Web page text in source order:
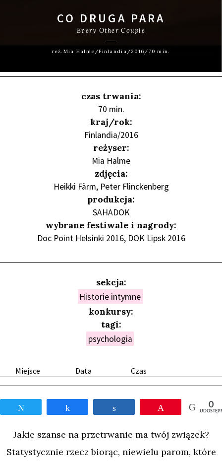
CO DRUGA PARA
Every Other Couple
reż.Mia Halme/Finlandia/2016/70 min.
Miejsce Data Czas
Przypnij 0
Jakie szanse na przetrwanie ma twój związek?
Statystycznie rzecz biorąc, niewielu parom, które
czas trwania:
70 min.
kraj/rok:
Finlandia/2016
reżyser:
Mia Halme
zdjęcia:
Heikki Färm, Peter Flinckenberg
produkcja:
SAHADOK
wybrane festiwale i nagrody:
Doc Point Helsinki 2016, DOK Lipsk 2016
sekcja:
Historie intymne
konkursy:
tagi:
psychologia